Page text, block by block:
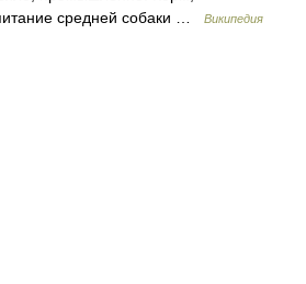
средней собаки …
Википедия